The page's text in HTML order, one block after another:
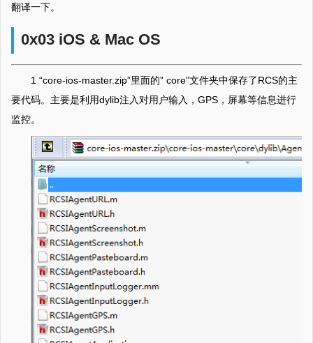
翻译一下。
0x03 iOS & Mac OS
1 “core-ios-master.zip”里面的” core”文件夹中保存了RCS的主
要代码。主要是利用dylib注入对用户输入，GPS，屏幕等信息进行
监控。